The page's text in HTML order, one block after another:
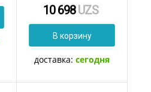
10 698UZS
В корзину
доставка:сегодня